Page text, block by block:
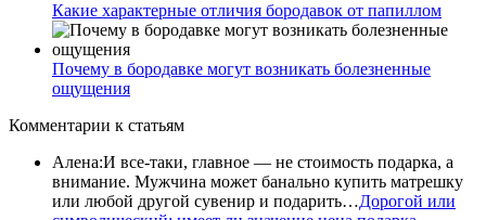
Какие характерные отличия бородавок от папиллом
Почему в бородавке могут возникать болезненные
ощущения
Комментарии к статьям
Алена:И все-таки, главное — не стоимость подарка, а
внимание. Мужчина может банально купить матрешку
или любой другой сувенир и подарить…Дорогой или